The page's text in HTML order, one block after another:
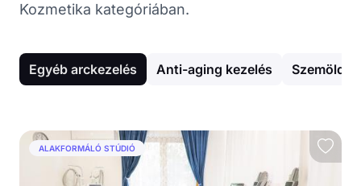
Kozmetika kategóriában.
Egyéb arckezelés Anti-aging kezelés
ALAKFORMÁLÓ STÚDIÓ